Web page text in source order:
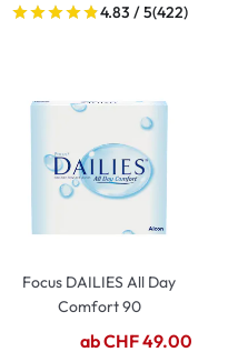
4.83 / 5(422)
Focus DAILIES All Day
Comfort 90
ab CHF 49.00